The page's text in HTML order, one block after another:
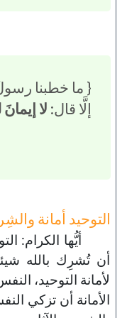
{ ما خطبنا
إلَّا قال: لا
التوحيد أمانة
أيُّها الكرام:
أن تُشرِك بالله
لأمانة التوحيد،
الأمانة أن تزكي